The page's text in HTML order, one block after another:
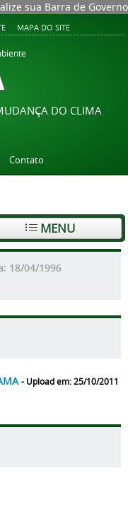
sua Barra de Governo
MAPA DO SITE
DO CLIMA
Contato
MENU
18/04/1996
- Upload em: 25/10/2011